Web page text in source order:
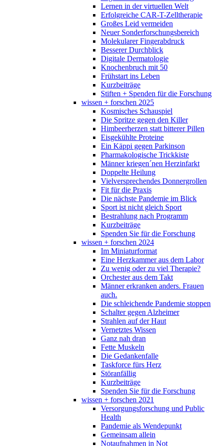
Lernen in der virtuellen Welt
Erfolgreiche CAR-T-Zelltherapie
Großes Leid vermeiden
Neuer Sonderforschungsbereich
Molekularer Fingerabdruck
Besserer Durchblick
Digitale Dermatologie
Knochenbruch mit 50
Frühstart ins Leben
Kurzbeiträge
Stiften + Spenden für die Forschung
wissen + forschen 2025
Kosmisches Schauspiel
Die Spritze gegen den Killer
Himbeerherzen statt bitterer Pillen
Eisgekühlte Proteine
Ein Käppi gegen Parkinson
Pharmakologische Trickkiste
Männer kriegen´nen Herzinfarkt
Doppelte Heilung
Vielversprechendes Donnergrollen
Fit für die Praxis
Die nächste Pandemie im Blick
Sport ist nicht gleich Sport
Bestrahlung nach Programm
Kurzbeiträge
Spenden Sie für die Forschung
wissen + forschen 2024
Im Miniaturformat
Eine Herzkammer aus dem Labor
Zu wenig oder zu viel Therapie?
Orchester aus dem Takt
Männer erkranken anders. Frauen
auch.
Die schleichende Pandemie stoppen
Schalter gegen Alzheimer
Strahlen auf der Haut
Vernetztes Wissen
Ganz nah dran
Fette Muskeln
Die Gedankenfalle
Taskforce fürs Herz
Störanfällig
Kurzbeiträge
Spenden Sie für die Forschung
wissen + forschen 2021
Versorgungsforschung und Public
Health
Pandemie als Wendepunkt
Gemeinsam allein
Notaufnahmen in Not